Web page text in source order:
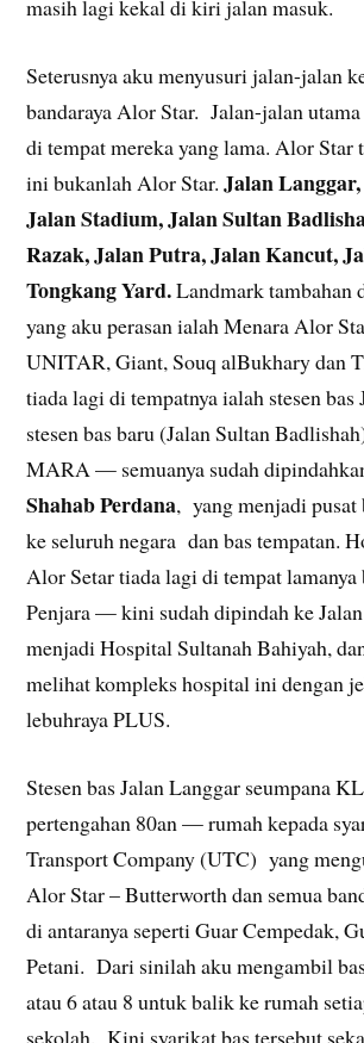
masih lagi kekal di kiri jalan masuk.
Seterusnya aku menyusuri jalan-jalan
bandaraya Alor Star. Jalan-jalan
di tempat mereka yang lama. Alor Star
ini bukanlah Alor Star.Jalan
Jalan Stadium, Jalan Sultan
Razak, Jalan Putra, Jalan Kancut,
Tongkang Yard.Landmark tambahan
yang aku perasan ialah Menara Alor
UNITAR, Giant, Souq alBukhary dan
tiada lagi di tempatnya ialah stesen bas
stesen bas baru (Jalan Sultan
MARA — semuanya sudah
Shahab Perdana, yang menjadi pusat
ke seluruh negara dan bas tempatan.
Alor Setar tiada lagi di tempat lamanya
Penjara — kini sudah dipindah ke
menjadi Hospital Sultanah Bahiyah,
melihat kompleks hospital ini dengan
lebuhraya PLUS.
Stesen bas Jalan Langgar seumpana
pertengahan 80an — rumah kepada
Transport Company (UTC) yang
Alor Star – Butterworth dan semua
di antaranya seperti Guar Cempedak,
Petani. Dari sinilah aku mengambil
atau 6 atau 8 untuk balik ke rumah
sekolah. Kini syarikat bas tersebut